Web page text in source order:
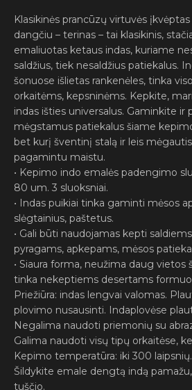
Klasikinės prancūzų virtuvės
dangčiu – terinas – tai klasikinis,
emaliuotas ketaus indas, kuriame
saldžius, tiek nesaldžius patiekalus.
šonuose išlietas rankenėles, tinka
orkaitėms, kepsninėms. Kepkite,
indas išties universalus. Gaminkite ir
mėgstamus patiekalus šiame
bet kurį šventinį stalą ir leis
pagamintu maistu.
• Kepimo indo emalės padengimo
80 um. 3 sluoksniai.
• Indas puikiai tinka gaminti mėsos
slėgtainius, paštetus.
• Gali būti naudojamas kepti
pyragams, apkepams, mėsos
• Siaura forma, neužima daug vietos
tinka nekeptiems desertams
Priežiūra: indas lengvai valomas.
plovimo nusausinti. Indaplovėse
Negalima naudoti priemonių su
Galima naudoti visų tipų orkaitėse,
Kepimo temperatūra: iki 300 laipsnių.
Šildykite emale dengtą indą
tuščio.